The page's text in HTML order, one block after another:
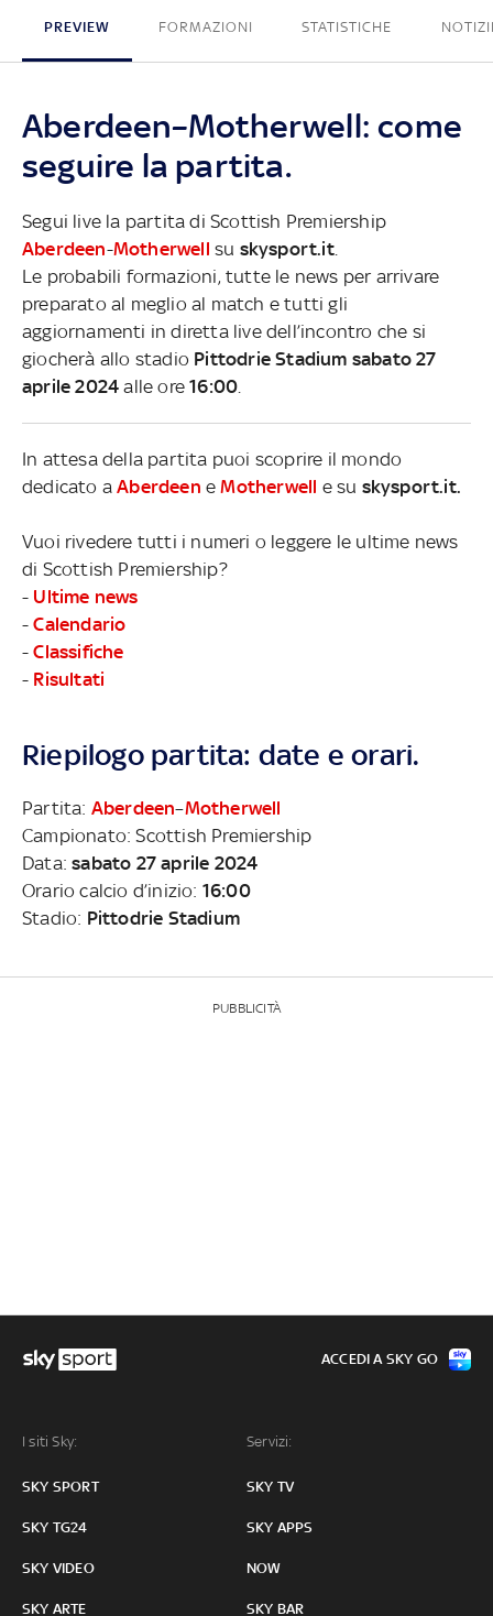
PREVIEW FORMAZIONI STATISTICHE
Aberdeen–Motherwell: come
seguire la partita.
Segui live la partita di Scottish Premiership
Aberdeen-Motherwell su skysport.it.
Le probabili formazioni, tutte le news per arrivare
preparato al meglio al match e tutti gli
aggiornamenti in diretta live dell’incontro che si
giocherà allo stadio Pittodrie Stadium sabato 27
aprile 2024 alle ore16:00
In attesa della partita puoi scoprire il mondo
dedicato aAberdeen eMotherwell e su skysport.it.
Vuoi rivedere tutti i numeri o leggere le ultime news
di Scottish Premiership?
- Ultime news
-Calendario
-Classifiche
- Risultati
Riepilogo partita: date e orari.
Partita: Aberdeen–Motherwell
Campionato: Scottish Premiership
Data:sabato 27 aprile 2024
Orario calcio d’inizio: 16:00
Stadio: Pittodrie Stadium
PUBBLICITÀ
I siti Sky:
SKY SPORT
SKY TG24
SKY VIDEO
SKY ARTE
Servizi:
SKY TV
SKY APPS
NOW
SKY BAR
ACCEDI A SKY GO